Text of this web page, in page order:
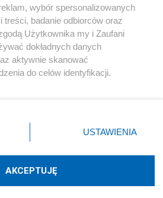
Instagram Youtube
dostarcza:W3media.pl
wybór spersonalizowanych
treści, badanie odbiorców oraz
Użytkownika my i Zaufani
dokładnych danych
aktywnie skanować
do celów identyfikacji.
przycisk ustawień prywatności
dolnym rogu strony
danych nie wymagają zgody
prawo sprzeciwić się takiemu
USTAWIENIA
AKCEPTUJĘ